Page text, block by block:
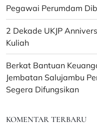
Pegawai Perumdam
2 Dekade UKJP
Kuliah
Berkat Bantuan
Jembatan Salujambu
Segera Difungsikan
KOMENTAR TERBARU